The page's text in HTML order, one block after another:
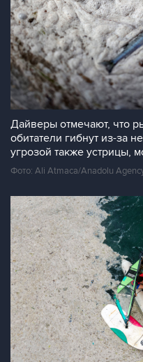
Дайверы отмечают, что
обитатели гибнут из-за
угрозой также устрицы,
Фото: Ali Atmaca/Anadolu